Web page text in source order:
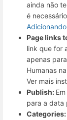
ainda não
é
Page links
link que for
apenas
Humanas
Ver mais
Publish:
para a data
Categories: